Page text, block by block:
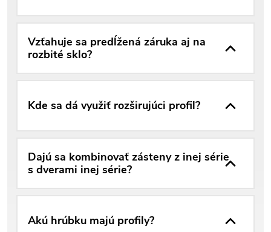
Vzťahuje sa predĺžená záruka aj na
rozbité sklo?
Kde sa dá využiť rozširujúci profil?
Dajú sa kombinovať zásteny z inej série
s dverami inej série?
Akú hrúbku majú profily?